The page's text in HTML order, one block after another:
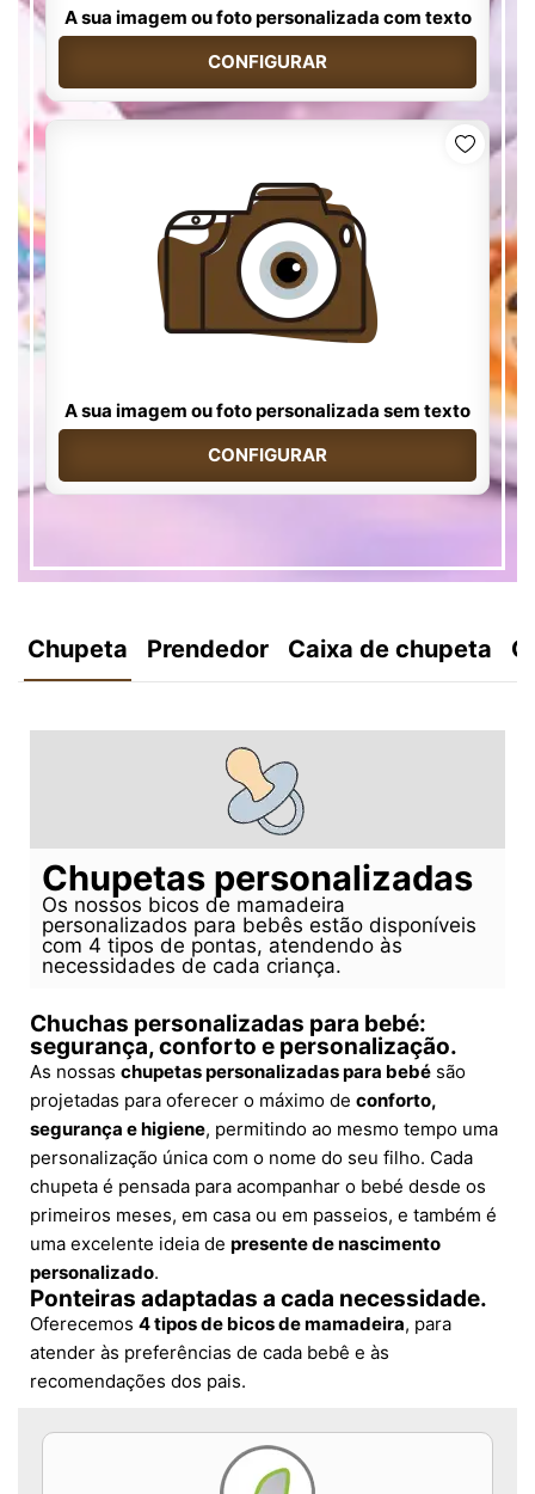
A sua imagem ou foto personalizada com texto
CONFIGURAR
A sua imagem ou foto personalizada sem texto
CONFIGURAR
Chupeta Prendedor Caixa de chupeta
Chupetas personalizadas
Os nossos bicos de mamadeira
personalizados para bebês estão disponíveis
com 4 tipos de pontas, atendendo às
necessidades de cada criança.
Chuchas personalizadas para bebé:
segurança, conforto e personalização.
As nossas chupetas personalizadas para bebé são
projetadas para oferecer o máximo de conforto,
segurança e higiene, permitindo ao mesmo tempo uma
personalização única com o nome do seu filho. Cada
chupeta é pensada para acompanhar o bebé desde os
primeiros meses, em casa ou em passeios, e também é
uma excelente ideia de presente de nascimento
personalizado.
Ponteiras adaptadas a cada necessidade.
Oferecemos 4 tipos de bicos de mamadeira, para
atender às preferências de cada bebê e às
recomendações dos pais.